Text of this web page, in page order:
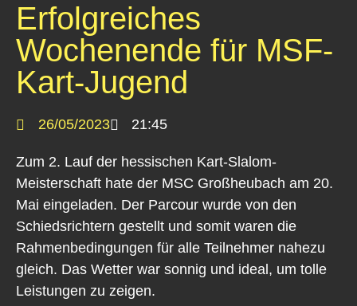
Erfolgreiches
Wochenende für MSF-
Kart-Jugend
26/05/2023 21:45
Zum 2. Lauf der hessischen Kart-Slalom-
Meisterschaft hate der MSC Großheubach am 20.
Mai eingeladen. Der Parcour wurde von den
Schiedsrichtern gestellt und somit waren die
Rahmenbedingungen für alle Teilnehmer nahezu
gleich. Das Wetter war sonnig und ideal, um tolle
Leistungen zu zeigen.